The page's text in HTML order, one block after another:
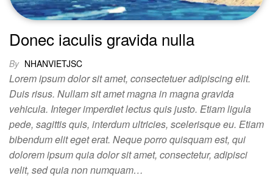
Donec iaculis gravida nulla
By NHANVIETJSC
Lorem ipsum dolor sit amet, consectetuer adipiscing elit.
Duis risus. Nullam sit amet magna in magna gravida
vehicula. Integer imperdiet lectus quis justo. Etiam ligula
pede, sagittis quis, interdum ultricies, scelerisque eu. Etiam
bibendum elit eget erat. Neque porro quisquam est, qui
dolorem ipsum quia dolor sit amet, consectetur, adipisci
velit, sed quia non numquam…